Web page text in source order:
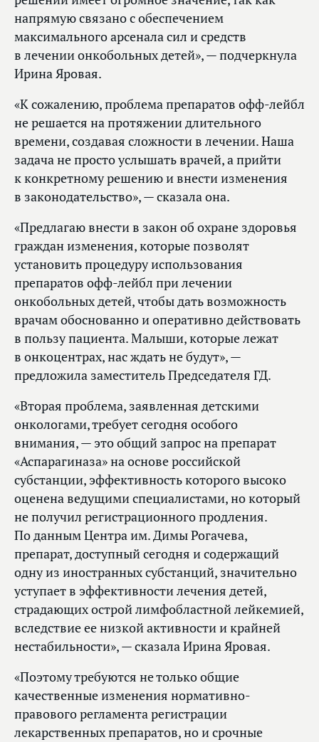
напрямую связано с обеспечением
максимального арсенала сил и средств
в лечении онкобольных детей», — подчеркнула
Ирина Яровая.
«К сожалению, проблема препаратов офф-лейбл
не решается на протяжении длительного
времени, создавая сложности в лечении. Наша
задача не просто услышать врачей, а прийти
к конкретному решению и внести изменения
в законодательство», — сказала она.
«Предлагаю внести в закон об охране здоровья
граждан изменения, которые позволят
установить процедуру использования
препаратов офф-лейбл при лечении
онкобольных детей, чтобы дать возможность
врачам обоснованно и оперативно действовать
в пользу пациента. Малыши, которые лежат
в онкоцентрах, нас ждать не будут», —
предложила заместитель Председателя ГД.
«Вторая проблема, заявленная детскими
онкологами, требует сегодня особого
внимания, — это общий запрос на препарат
«Аспарагиназа» на основе российской
субстанции, эффективность которого высоко
оценена ведущими специалистами, но который
не получил регистрационного продления.
По данным Центра им. Димы Рогачева,
препарат, доступный сегодня и содержащий
одну из иностранных субстанций, значительно
уступает в эффективности лечения детей,
страдающих острой лимфобластной лейкемией,
вследствие ее низкой активности и крайней
нестабильности», — сказала Ирина Яровая.
«Поэтому требуются не только общие
качественные изменения нормативно-
правового регламента регистрации
лекарственных препаратов, но и срочные